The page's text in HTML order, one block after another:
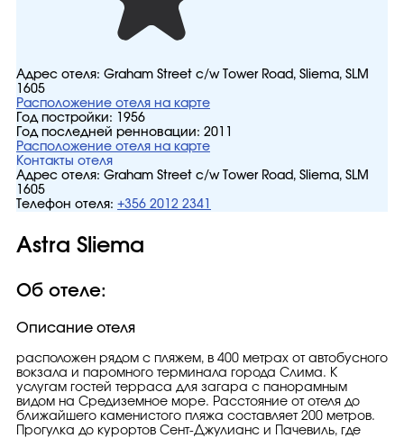
Адрес отеля: Graham Street c/w Tower Road, Sliema, SLM
1605
Расположение отеля на карте
Год постройки:
1956
Год последней ренновации: 2011
Расположение отеля на карте
Контакты отеля
Адрес отеля: Graham Street c/w Tower Road, Sliema, SLM
1605
Телефон отеля: +356 2012 2341
Astra Sliema
Об отеле:
Описание отеля
расположен рядом с пляжем, в 400 метрах от автобусного
вокзала и паромного терминала города Слима. К
услугам гостей терраса для загара с панорамным
видом на Средиземное море. Расстояние от отеля до
ближайшего каменистого пляжа составляет 200 метров.
Прогулка до курортов Сент-Джулианс и Пачевиль, где